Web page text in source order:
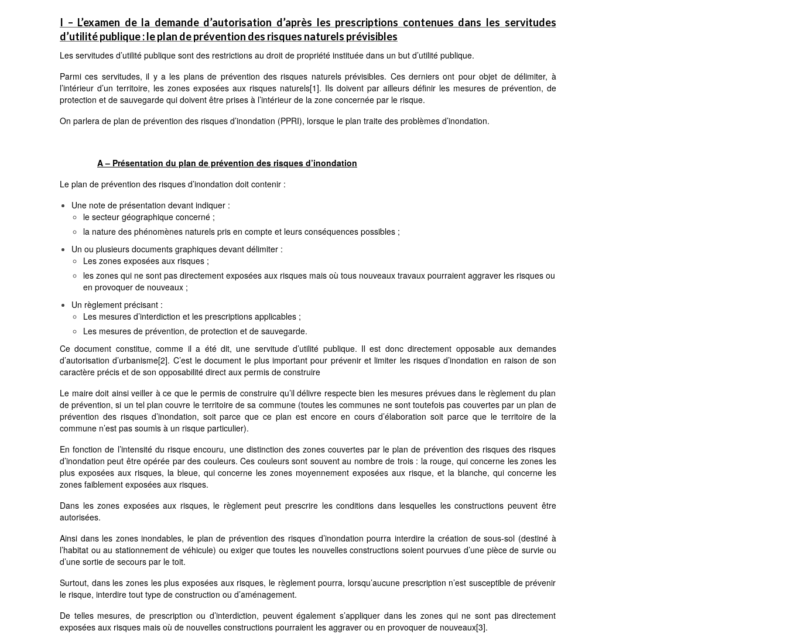
I – L’examen de la demande d’autorisation d’après les prescriptions contenues dans les servitudes
d’utilité publique : le plan de prévention des risques naturels prévisibles
Les servitudes d’utilité publique sont des restrictions au droit de propriété instituée dans un but d’utilité publique.
Parmi ces servitudes, il y a les plans de prévention des risques naturels prévisibles. Ces derniers ont pour objet de délimiter, à
l’intérieur d’un territoire, les zones exposées aux risques naturels[1]. Ils doivent par ailleurs définir les mesures de prévention, de
protection et de sauvegarde qui doivent être prises à l’intérieur de la zone concernée par le risque.
On parlera de plan de prévention des risques d’inondation (PPRI), lorsque le plan traite des problèmes d’inondation.
A – Présentation du plan de prévention des risques d’inondation
Le plan de prévention des risques d’inondation doit contenir :
Une note de présentation devant indiquer :
le secteur géographique concerné ;
la nature des phénomènes naturels pris en compte et leurs conséquences possibles ;
Un ou plusieurs documents graphiques devant délimiter :
Les zones exposées aux risques ;
les zones qui ne sont pas directement exposées aux risques mais où tous nouveaux travaux pourraient aggraver les risques ou
en provoquer de nouveaux ;
Un règlement précisant :
Les mesures d’interdiction et les prescriptions applicables ;
Les mesures de prévention, de protection et de sauvegarde.
Ce document constitue, comme il a été dit, une servitude d’utilité publique. Il est donc directement opposable aux demandes
d’autorisation d’urbanisme[2]. C’est le document le plus important pour prévenir et limiter les risques d’inondation en raison de son
caractère précis et de son opposabilité direct aux permis de construire
Le maire doit ainsi veiller à ce que le permis de construire qu’il délivre respecte bien les mesures prévues dans le règlement du plan
de prévention, si un tel plan couvre le territoire de sa commune (toutes les communes ne sont toutefois pas couvertes par un plan de
prévention des risques d’inondation, soit parce que ce plan est encore en cours d’élaboration soit parce que le territoire de la
commune n’est pas soumis à un risque particulier).
En fonction de l’intensité du risque encouru, une distinction des zones couvertes par le plan de prévention des risques des risques
d’inondation peut être opérée par des couleurs. Ces couleurs sont souvent au nombre de trois : la rouge, qui concerne les zones les
plus exposées aux risques, la bleue, qui concerne les zones moyennement exposées aux risque, et la blanche, qui concerne les
zones faiblement exposées aux risques.
Dans les zones exposées aux risques, le règlement peut prescrire les conditions dans lesquelles les constructions peuvent être
autorisées.
Ainsi dans les zones inondables, le plan de prévention des risques d’inondation pourra interdire la création de sous-sol (destiné à
l’habitat ou au stationnement de véhicule) ou exiger que toutes les nouvelles constructions soient pourvues d’une pièce de survie ou
d’une sortie de secours par le toit.
Surtout, dans les zones les plus exposées aux risques, le règlement pourra, lorsqu’aucune prescription n’est susceptible de prévenir
le risque, interdire tout type de construction ou d’aménagement.
De telles mesures, de prescription ou d’interdiction, peuvent également s’appliquer dans les zones qui ne sont pas directement
exposées aux risques mais où de nouvelles constructions pourraient les aggraver ou en provoquer de nouveaux[3].